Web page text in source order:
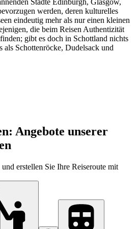
Städte Edinburgh, Glasgow,
werden, deren kulturelles
eindeutig mehr als nur einen kleinen
die beim Reisen Authentizität
gibt es doch in Schottland nichts
als Schottenröcke, Dudelsack und
Angebote unserer
erstellen Sie Ihre Reiseroute mit